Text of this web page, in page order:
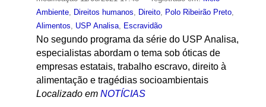
Ambiente, Direitos humanos, Direito, Polo Ribeirão Preto,
Alimentos, USP Analisa, Escravidão
No segundo programa da série do USP Analisa,
especialistas abordam o tema sob óticas de
empresas estatais, trabalho escravo, direito à
alimentação e tragédias socioambientais
Localizado em NOTÍCIAS